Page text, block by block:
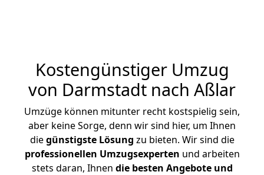
Kostengünstiger Umzug
von Darmstadt nach Aßlar
Umzüge können mitunter recht kostspielig sein,
aber keine Sorge, denn wir sind hier, um Ihnen
diegünstigste Lösung zu bieten. Wir sind die
professionellen Umzugsexperten und arbeiten
stets daran, Ihnen die besten Angebote und